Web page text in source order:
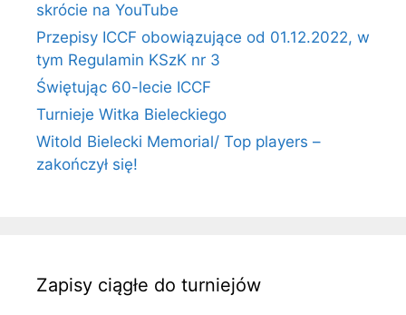
skrócie na YouTube
Przepisy ICCF obowiązujące od 01.12.2022, w
tym Regulamin KSzK nr 3
Świętując 60-lecie ICCF
Turnieje Witka Bieleckiego
Witold Bielecki Memorial/ Top players –
zakończył się!
Zapisy ciągłe do turniejów